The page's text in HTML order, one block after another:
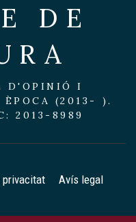
DE
D'OPINIÓ I
ÈPOCA (2013- ).
2013-8989
privacitat Avís legal